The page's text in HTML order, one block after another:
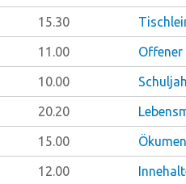
15.30
11.00
10.00
20.20
15.00
12.00